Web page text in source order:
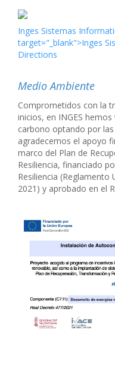
Inges Sistemas
target="_blank">Inges
Directions
Medio Ambiente
Comprometidos con la
inicios, en INGES
carbono optando por
agradecemos el apoyo
marco del Plan de
Resiliencia, financiado
Resiliencia (Reglamento
2021) y aprobado en el